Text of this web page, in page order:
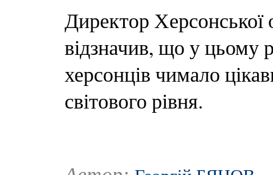
Директор Херсонської
відзначив, що у цьому
херсонців чимало
світового рівня.